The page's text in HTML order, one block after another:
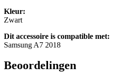
Kleur:
Zwart
Dit accessoire is compatible met:
Samsung A7 2018
Beoordelingen